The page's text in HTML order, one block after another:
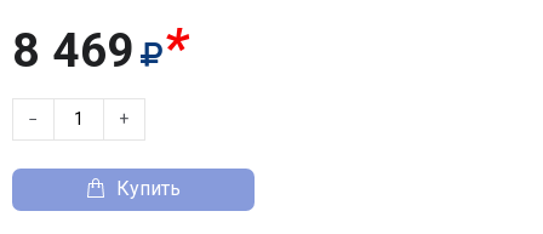
8 469 *
− +
Купить